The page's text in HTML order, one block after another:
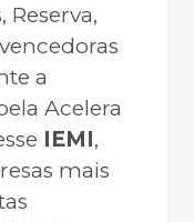
Reserva,
a
Acelera
IEMI,
mais